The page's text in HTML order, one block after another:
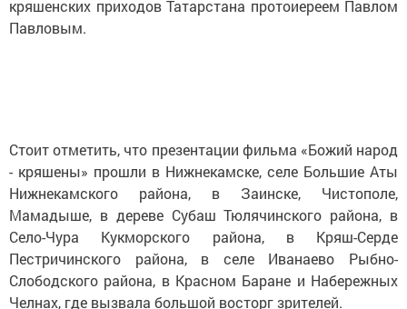
кряшенских приходов Татарстана протоиереем Павлом
Павловым.
Стоит отметить, что презентации фильма «Божий народ
- кряшены» прошли в Нижнекамске, селе Большие Аты
Нижнекамского района, в Заинске, Чистополе,
Мамадыше, в дереве Субаш Тюлячинского района, в
Село-Чура Кукморского района, в Кряш-Серде
Пестричинского района, в селе Иванаево Рыбно-
Слободского района, в Красном Баране и Набережных
Челнах, где вызвала большой восторг зрителей.